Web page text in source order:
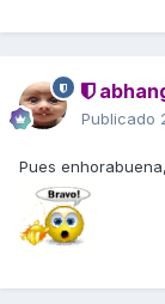
Espero que
solo 300 cc
Publicado
Pues